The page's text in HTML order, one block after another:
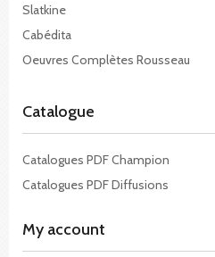
Slatkine
Cabédita
Oeuvres Complètes Rousseau
Catalogue
Catalogues PDF Champion
Catalogues PDF Diffusions
My account